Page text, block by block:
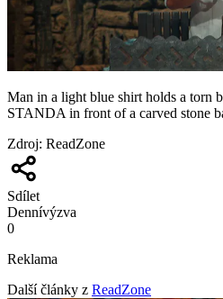
Man in a light blue shirt holds a torn
STANDA in front of a carved stone
Zdroj: ReadZone
Sdílet
Dennívýzva
0
Reklama
Další články z ReadZone